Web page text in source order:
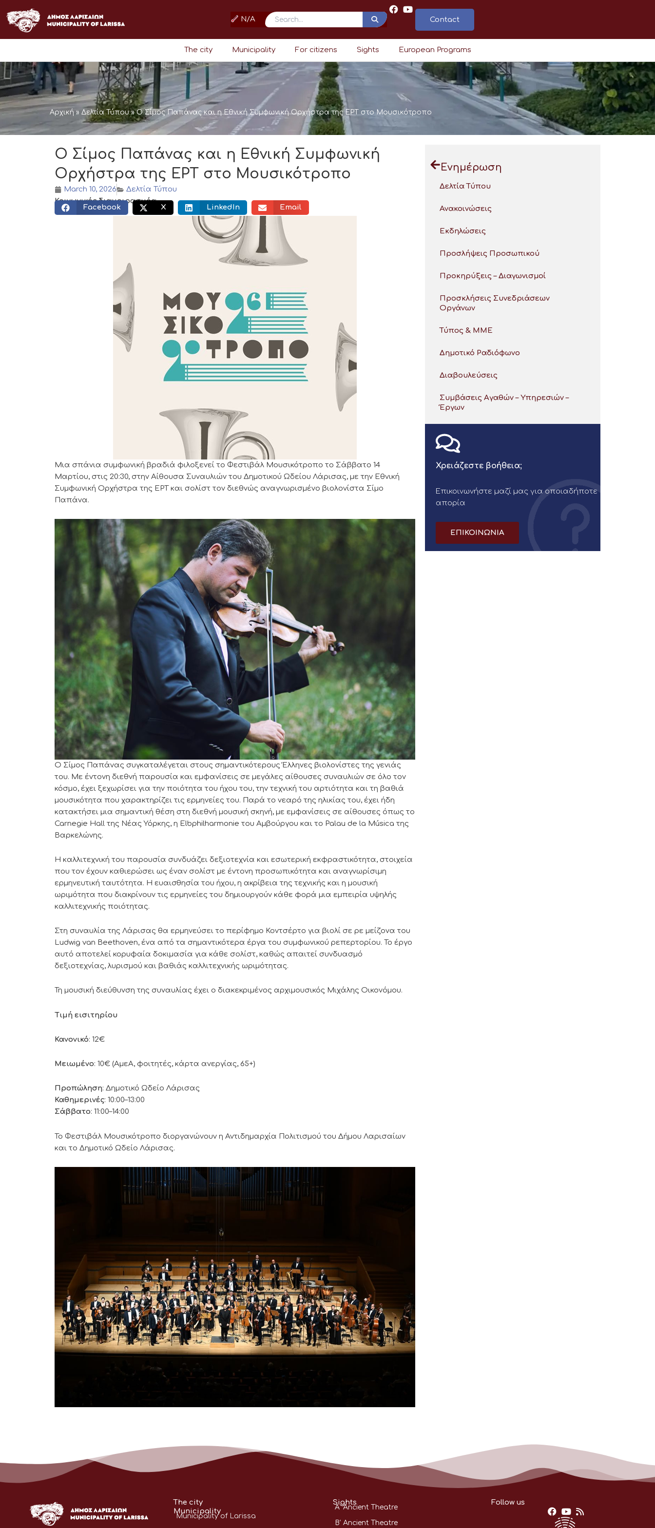
to
content
N/A Search Contact
The city Municipality For citizens Sights European Programs
Αρχική » Δελτία Τύπου»Ο Σίμος Παπάνας και η Εθνική Συμφωνική Ορχήστρα της ΕΡΤ στο Μουσικότροπο
Ο Σίμος Παπάνας και η Εθνική Συμφωνική
Ορχήστρα της ΕΡΤ στο Μουσικότροπο
March 10, 2026
Δελτία Τύπου
Κοινωνικός διαμοιρασμός:
Facebook X LinkedIn Email
Μια σπάνια συμφωνική βραδιά φιλοξενεί το Φεστιβάλ Μουσικότροπο το Σάββατο 14
Μαρτίου, στις 20:30, στην Αίθουσα Συναυλιών του Δημοτικού Ωδείου Λάρισας, με την Εθνική
Συμφωνική Ορχήστρα της ΕΡΤ και σολίστ τον διεθνώς αναγνωρισμένο βιολονίστα Σίμο
Παπάνα.
Ο Σίμος Παπάνας συγκαταλέγεται στους σημαντικότερους Έλληνες βιολονίστες της γενιάς
του. Με έντονη διεθνή παρουσία και εμφανίσεις σε μεγάλες αίθουσες συναυλιών σε όλο τον
κόσμο, έχει ξεχωρίσει για την ποιότητα του ήχου του, την τεχνική του αρτιότητα και τη βαθιά
μουσικότητα που χαρακτηρίζει τις ερμηνείες του. Παρά το νεαρό της ηλικίας του, έχει ήδη
κατακτήσει μια σημαντική θέση στη διεθνή μουσική σκηνή, με εμφανίσεις σε αίθουσες όπως το
Carnegie Hall της Νέας Υόρκης, η Elbphilharmonie του Αμβούργου και το Palau de la Música της
Βαρκελώνης.
Η καλλιτεχνική του παρουσία συνδυάζει δεξιοτεχνία και εσωτερική εκφραστικότητα, στοιχεία
που τον έχουν καθιερώσει ως έναν σολίστ με έντονη προσωπικότητα και αναγνωρίσιμη
ερμηνευτική ταυτότητα. Η ευαισθησία του ήχου, η ακρίβεια της τεχνικής και η μουσική
ωριμότητα που διακρίνουν τις ερμηνείες του δημιουργούν κάθε φορά μια εμπειρία υψηλής
καλλιτεχνικής ποιότητας.
Στη συναυλία της Λάρισας θα ερμηνεύσει το περίφημο Κοντσέρτο για βιολί σε ρε μείζονα του
Ludwig van Beethoven, ένα από τα σημαντικότερα έργα του συμφωνικού ρεπερτορίου. Το έργο
αυτό αποτελεί κορυφαία δοκιμασία για κάθε σολίστ, καθώς απαιτεί συνδυασμό
δεξιοτεχνίας, λυρισμού και βαθιάς καλλιτεχνικής ωριμότητας.
Τη μουσική διεύθυνση της συναυλίας έχει ο διακεκριμένος αρχιμουσικός Μιχάλης Οικονόμου.
Τιμή εισιτηρίου
Κανονικό: 12€
Μειωμένο: 10€ (ΑμεΑ, φοιτητές, κάρτα ανεργίας, 65+)
Προπώληση: Δημοτικό Ωδείο Λάρισας
Καθημερινές: 10:00–13:00
Σάββατο: 11:00–14:00
Το Φεστιβάλ Μουσικότροπο διοργανώνουν η Αντιδημαρχία Πολιτισμού του Δήμου Λαρισαίων
και το Δημοτικό Ωδείο Λάρισας.
Ενημέρωση
Δελτία Τύπου
Ανακοινώσεις
Εκδηλώσεις
Προσλήψεις Προσωπικού
Προκηρύξεις – Διαγωνισμοί
Προσκλήσεις Συνεδριάσεων
Οργάνων
Τύπος & ΜΜΕ
Δημοτικό Ραδιόφωνο
Διαβουλεύσεις
Συμβάσεις Αγαθών – Υπηρεσιών –
Έργων
Χρειάζεστε βοήθεια;
Επικοινωνήστε μαζί μας για οποιαδήποτε
απορία
ΕΠΙΚΟΙΝΩΝΙΑ
The city
Municipality
Municipality of Larissa
Sights
A’ Ancient Theatre
B’ Ancient Theatre
Follow us